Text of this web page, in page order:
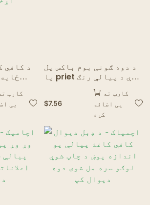
د کافي
کارټ
یی
د دوه ګونی بوم باکس پل
پا priet ې د پیالې رنګ
$7.56
کارټ ته
یی اضافه
کړه